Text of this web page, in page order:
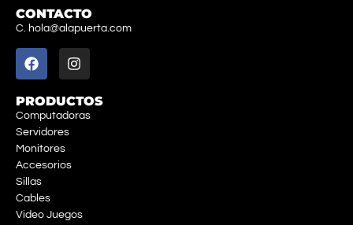
CONTACTO
C. hola@alapuerta.com
PRODUCTOS
Computadoras
Servidores
Monitores
Accesorios
Sillas
Cables
Video Juegos